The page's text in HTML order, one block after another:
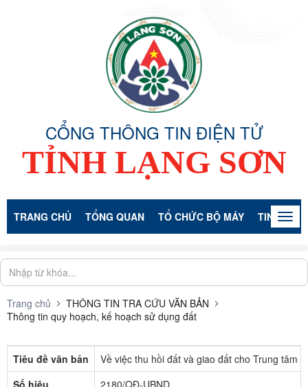
CỔNG THÔNG TIN ĐIỆN TỬ
TỈNH LẠNG SƠN
TRANG CHỦ TỔNG QUAN TỔ CHỨC BỘ MÁY TIN TỨC -
Trang chủ
THÔNG TIN TRA CỨU VĂN BẢN
Thông tin quy hoạch, kế hoạch sử dụng đất
Tiêu đề văn bản
Về việc thu hồi đất và giao đất cho Trung tâm
Số hiệu
2180/QĐ-UBND